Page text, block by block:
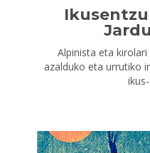
Alpinista eta
azalduko eta urrutiko